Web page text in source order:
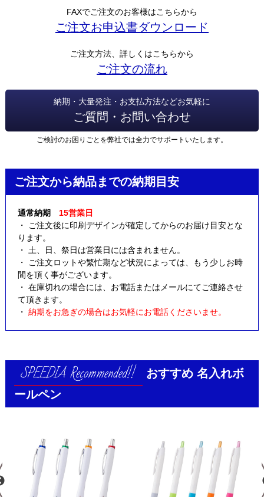
FAXでご注文のお客様はこちらから
ご注文お申込書ダウンロード
ご注文方法、詳しくはこちらから
ご注文の流れ
納期・大量発注・お支払方法などお気軽に
ご質問・お問い合わせ
ご検討のお困りごとを弊社では全力でサポートいたします。
ご注文から納品までの納期目安
通常納期 15営業日
・ ご注文後に印刷デザインが確定してからのお届け目安とな
ります。
・ 土、日、祭日は営業日には含まれません。
・ ご注文ロットや繁忙期など状況によっては、もう少しお時
間を頂く事がございます。
・ 在庫切れの場合には、お電話またはメールにてご連絡させ
て頂きます。
・ 納期をお急ぎの場合はお気軽にお電話くださいませ。
おすすめ 名入れボ
ールペン